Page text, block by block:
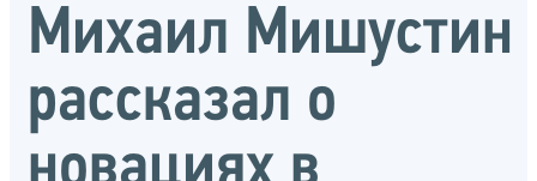
Михаил Мишустин
рассказал о